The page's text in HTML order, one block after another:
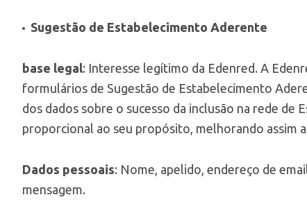
Sugestão de Estabelecimento Aderente
base legal: Interesse legítimo da Edenred. A
formulários de Sugestão de Estabelecimento
dos dados sobre o sucesso da inclusão na rede
proporcional ao seu propósito, melhorando assim
Dados pessoais: Nome, apelido, endereço de
mensagem.